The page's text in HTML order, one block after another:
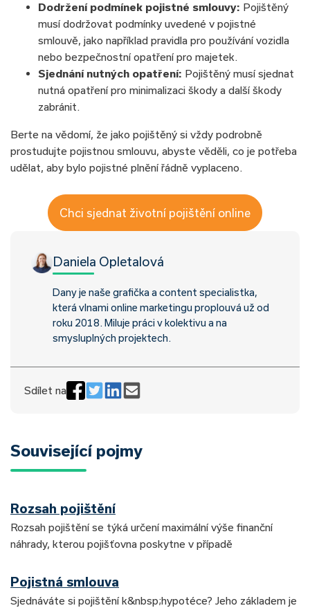
Dodržení podmínek pojistné smlouvy: Pojištěný
musí dodržovat podmínky uvedené v pojistné
smlouvě, jako například pravidla pro používání vozidla
nebo bezpečnostní opatření pro majetek.
Sjednání nutných opatření: Pojištěný musí sjednat
nutná opatření pro minimalizaci škody a další škody
zabránit.
Berte na vědomí, že jako pojištěný si vždy podrobně
prostudujte pojistnou smlouvu, abyste věděli, co je potřeba
udělat, aby bylo pojistné plnění řádně vyplaceno.
Chci sjednat životní pojištění online
Daniela Opletalová
Dany je naše grafička a content specialistka,
která vlnami online marketingu proplouvá už od
roku 2018. Miluje práci v kolektivu a na
smysluplných projektech.
Sdílet na
Související pojmy
Rozsah pojištění
Rozsah pojištění se týká určení maximální výše finanční
náhrady, kterou pojišťovna poskytne v případě
Pojistná smlouva
Sjednáváte si pojištění k&nbsp;hypotéce? Jeho základem je